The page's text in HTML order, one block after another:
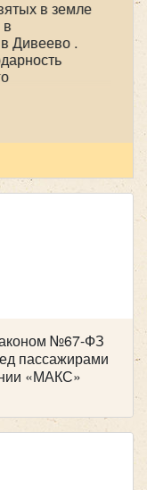
в земле
Дивеево .
В
Всем
транспортной
надежно!
№67-ФЗ
пассажирами
«МАКС»